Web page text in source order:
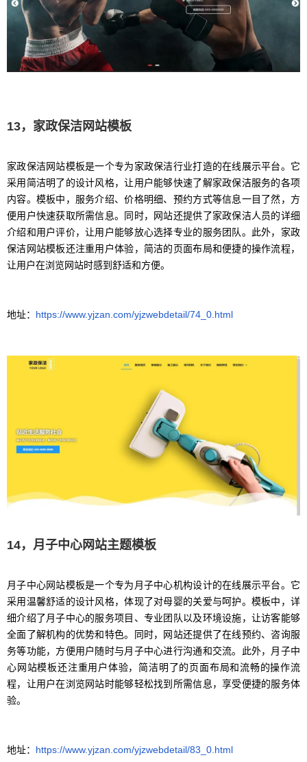
13，家政保洁网站模板
家政保洁网站模板是一个专为家政保洁行业打造的在线展示平台。它
采用简洁明了的设计风格，让用户能够快速了解家政保洁服务的各项
内容。模板中，服务介绍、价格明细、预约方式等信息一目了然，方
便用户快速获取所需信息。同时，网站还提供了家政保洁人员的详细
介绍和用户评价，让用户能够放心选择专业的服务团队。此外，家政
保洁网站模板还注重用户体验，简洁的页面布局和便捷的操作流程，
让用户在浏览网站时感到舒适和方便。
地址： https://www.yjzan.com/yjzwebdetail/74_0.html
14，月子中心网站主题模板
月子中心网站模板是一个专为月子中心机构设计的在线展示平台。它
采用温馨舒适的设计风格，体现了对母婴的关爱与呵护。模板中，详
细介绍了月子中心的服务项目、专业团队以及环境设施，让访客能够
全面了解机构的优势和特色。同时，网站还提供了在线预约、咨询服
务等功能，方便用户随时与月子中心进行沟通和交流。此外，月子中
心网站模板还注重用户体验，简洁明了的页面布局和流畅的操作流
程，让用户在浏览网站时能够轻松找到所需信息，享受便捷的服务体
验。
地址： https://www.yjzan.com/yjzwebdetail/83_0.html